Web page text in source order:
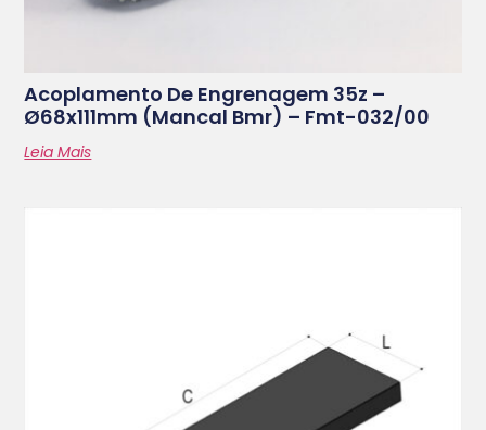
Acoplamento De Engrenagem 35z –
Ø68x111mm (mancal Bmr) – Fmt-032/00
Leia Mais